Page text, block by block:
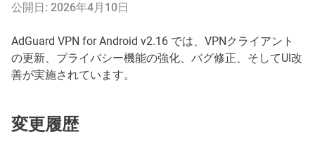
公開日: 2026年4月10日
AdGuard VPN for Android v2.16 では、VPNクライアント
の更新、プライバシー機能の強化、バグ修正、そしてUI改
善が実施されています。
変更履歴